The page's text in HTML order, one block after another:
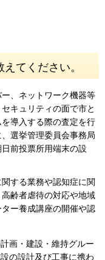
てください。
、ネットワーク機器等
キュリティの面で市と
導入する際の査定を行
選挙管理委員会事務局
前投票所用端末の設
する業務や認知症に関
齢者虐待の対応や地域
ー養成講座の開催や認
画・建設・維持グルー
の設計及び工事に携わ